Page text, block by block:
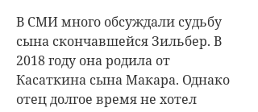
В СМИ много обсуждали судьбу
сына скончавшейся Зильбер. В
2018 году она родила от
Касаткина сына Макара. Однако
отец долгое время не хотел